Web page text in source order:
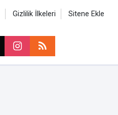
Gizlilik İlkeleri Sitene Ekle